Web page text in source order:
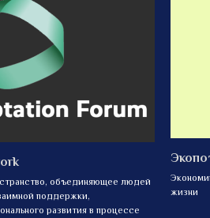
объединяющее людей
поддержки,
развития в процессе
жизни